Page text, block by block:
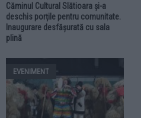
Căminul Cultural Slătioara și-a
deschis porțile pentru comunitate.
Inaugurare desfășurată cu sala
plină
EVENIMENT